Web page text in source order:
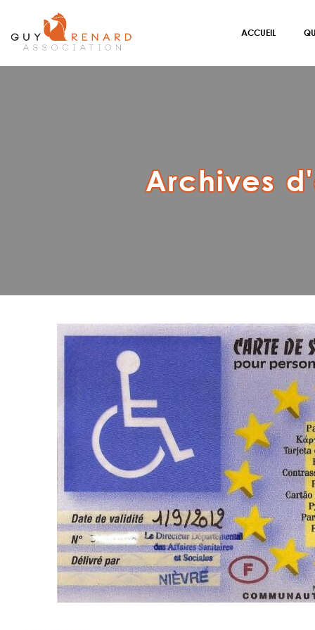
ACCUEIL
Archives